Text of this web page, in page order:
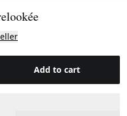
Add to cart